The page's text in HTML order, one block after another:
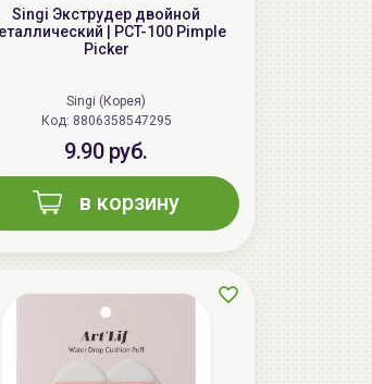
масло для душа, 250мл
руб. -21%
Singi Экструдер двойной
| PCT-100 Pimple
Picker
Singi (Корея)
Код: 8806358547295
9.90 руб.
в корзину